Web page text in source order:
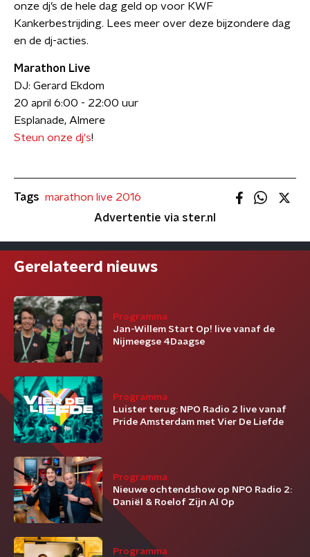
onze dj’s de hele dag geld op voor KWF
Kankerbestrijding. Lees meer over deze bijzondere dag
en de dj-acties.
Marathon Live
DJ: Gerard Ekdom
20 april 6:00 - 22:00 uur
Esplanade, Almere
Steun onze dj's!
Tags marathon live 2016
Advertentie via ster.nl
Gerelateerd nieuws
Programma
Jan-Willem Start Op! live vanaf de
Nijmeegse 4Daagse
Programma
Luister terug: NPO Radio 2 live vanaf
Pride Amsterdam met Vier De Liefde
Programma
Nieuwe ochtendshow op NPO Radio 2:
Daniël & Roelof Zijn Al Op
Programma